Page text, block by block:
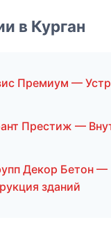
в Курган
Премиум —
Престиж —
Декор Бетон —
зданий